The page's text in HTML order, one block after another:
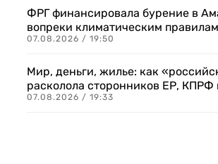
ФРГ финансировала бурение в
вопреки климатическим правилам
07.08.2026 / 19:50
Мир, деньги, жилье: как
расколола сторонников ЕР,
07.08.2026 / 19:33